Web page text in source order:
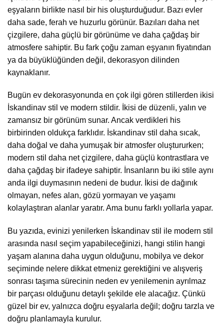
eşyaların birlikte nasıl bir his oluşturduğudur. Bazı evler
daha sade, ferah ve huzurlu görünür. Bazıları daha net
çizgilere, daha güçlü bir görünüme ve daha çağdaş bir
atmosfere sahiptir. Bu fark çoğu zaman eşyanın fiyatından
ya da büyüklüğünden değil, dekorasyon dilinden
kaynaklanır.
Bugün ev dekorasyonunda en çok ilgi gören stillerden ikisi
İskandinav stil ve modern stildir. İkisi de düzenli, yalın ve
zamansız bir görünüm sunar. Ancak verdikleri his
birbirinden oldukça farklıdır. İskandinav stil daha sıcak,
daha doğal ve daha yumuşak bir atmosfer oluştururken;
modern stil daha net çizgilere, daha güçlü kontrastlara ve
daha çağdaş bir ifadeye sahiptir. İnsanların bu iki stile aynı
anda ilgi duymasının nedeni de budur. İkisi de dağınık
olmayan, nefes alan, gözü yormayan ve yaşamı
kolaylaştıran alanlar yaratır. Ama bunu farklı yollarla yapar.
Bu yazıda, evinizi yenilerken İskandinav stil ile modern stil
arasında nasıl seçim yapabileceğinizi, hangi stilin hangi
yaşam alanına daha uygun olduğunu, mobilya ve dekor
seçiminde nelere dikkat etmeniz gerektiğini ve alışveriş
sonrası taşıma sürecinin neden ev yenilemenin ayrılmaz
bir parçası olduğunu detaylı şekilde ele alacağız. Çünkü
güzel bir ev, yalnızca doğru eşyalarla değil; doğru tarzla ve
doğru planlamayla kurulur.